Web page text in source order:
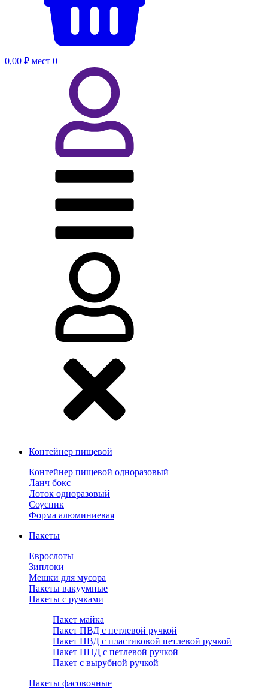
0,00 ₽ мест 0
Контейнер пищевой
Контейнер пищевой одноразовый
Ланч бокс
Лоток одноразовый
Соусник
Форма алюминиевая
Пакеты
Еврослоты
Зиплоки
Мешки для мусора
Пакеты вакуумные
Пакеты с ручками
Пакет майка
Пакет ПВД с петлевой ручкой
Пакет ПВД с пластиковой петлевой ручкой
Пакет ПНД с петлевой ручкой
Пакет с вырубной ручкой
Пакеты фасовочные